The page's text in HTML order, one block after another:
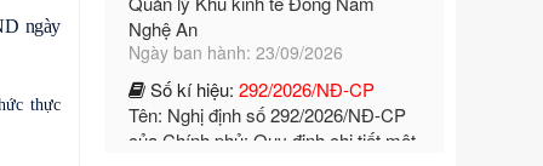
ngày
thực
Số kí hiệu:
292/2026/NĐ-CP
Tên: Nghị định số 292/2026/NĐ-CP
của Chính phủ: Quy định chi tiết một
số điều và biện pháp để tổ chức,
hướng dẫn thi hành Luật Quản lý
ngoại thương